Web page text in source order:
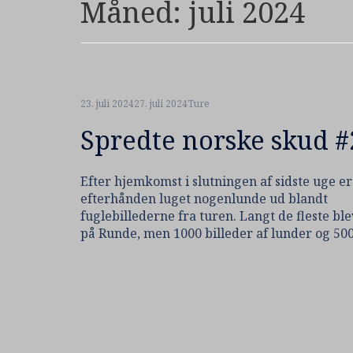
Måned: juli 2024
23. juli 202427. juli 2024Ture
Spredte norske skud
Efter hjemkomst i slutningen af sidste uge
efterhånden luget nogenlunde ud blandt
fuglebillederne fra turen. Langt de fleste
på Runde, men 1000 billeder af lunder og